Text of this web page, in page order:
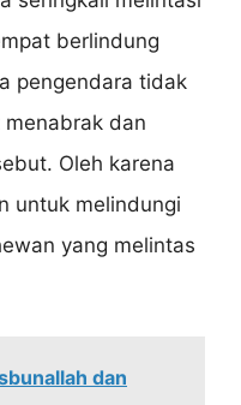
berlindung
pengendara tidak
dan
Oleh karena
untuk melindungi
yang melintas
dan